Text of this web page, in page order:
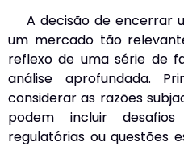
A decisão de encerrar
um mercado tão
reflexo de uma série de
análise aprofundada.
considerar as razões
podem incluir desafios
regulatórias ou questões